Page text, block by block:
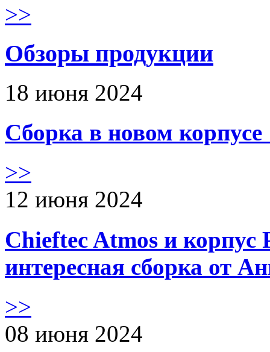
>>
Обзоры продукции
18 июня 2024
Сборка в новом
>>
12 июня 2024
Chieftec Atmos и корпус
интересная сборка от
>>
08 июня 2024